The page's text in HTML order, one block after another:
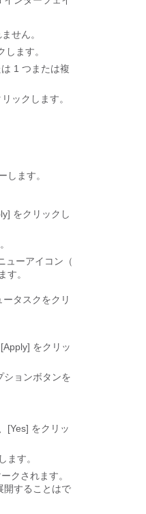
せん。
します。
1 つまたは複
ックします。
します。
をクリックし
ューアイコン（
す。
タスクをクリ
をクリッ
ションボタンを
[Yes] をクリッ
ます。
クされます。
開することはで